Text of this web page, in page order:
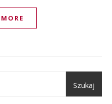
Szukaj